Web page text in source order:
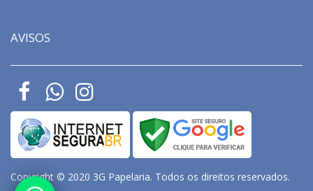
AVISOS
Copyright © 2020 3G Papelaria. Todos os direitos reservados.